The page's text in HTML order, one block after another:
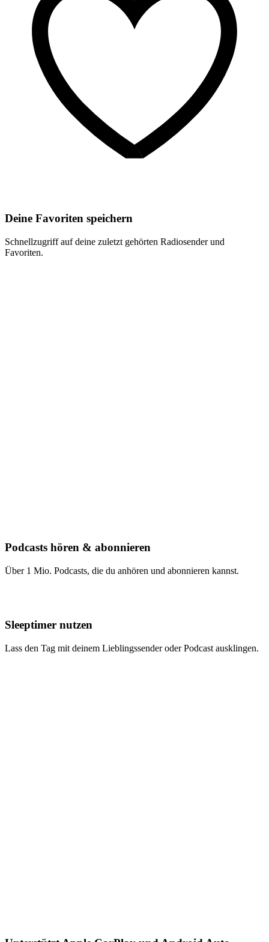
Deine Favoriten speichern
Schnellzugriff auf deine zuletzt gehörten Radiosender und
Favoriten.
Podcasts hören & abonnieren
Über 1 Mio. Podcasts, die du anhören und abonnieren kannst.
Sleeptimer nutzen
Lass den Tag mit deinem Lieblingssender oder Podcast ausklingen.